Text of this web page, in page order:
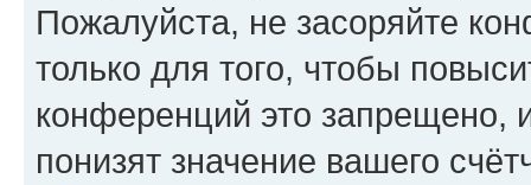
Пожалуйста, не засоряйте
только для того, чтобы
конференций это запрещено,
понизят значение вашего